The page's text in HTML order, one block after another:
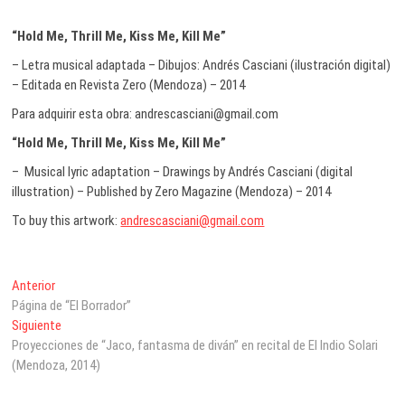
“Hold Me, Thrill Me, Kiss Me, Kill Me”
– Letra musical adaptada – Dibujos: Andrés Casciani (ilustración digital)
– Editada en Revista Zero (Mendoza) – 2014
Para adquirir esta obra: andrescasciani@gmail.com
“Hold Me, Thrill Me, Kiss Me, Kill Me”
– Musical lyric adaptation – Drawings by Andrés Casciani (digital
illustration) – Published by Zero Magazine (Mendoza) – 2014
To buy this artwork:andrescasciani@gmail.com
Navegación
de
entradas
AnteriorEntrada
anterior:
Página de “El Borrador”
Siguiente
siguiente:
Proyecciones de “Jaco, fantasma de diván” en recital de El Indio Solari
(Mendoza, 2014)